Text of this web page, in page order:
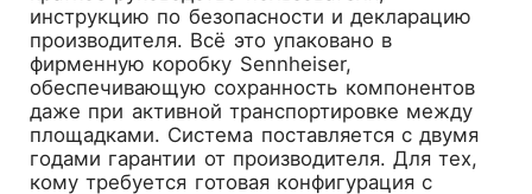
инструкцию по безопасности и декларацию
производителя. Всё это упаковано в
фирменную коробку Sennheiser,
обеспечивающую сохранность компонентов
даже при активной транспортировке между
площадками. Система поставляется с двумя
годами гарантии от производителя. Для тех,
кому требуется готовая конфигурация с